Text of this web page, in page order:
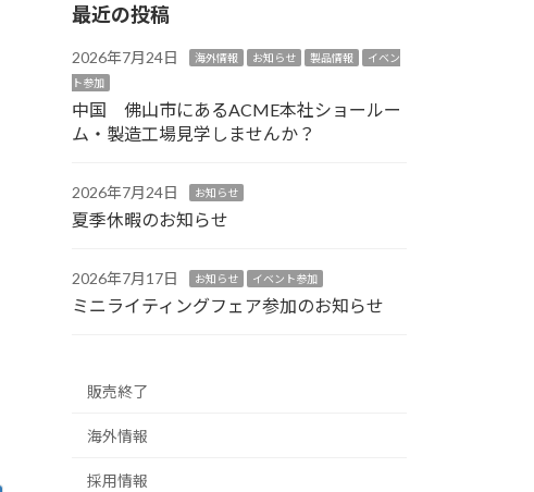
最近の投稿
2026年7月24日 海外情報 お知らせ 製品情報
イベン
ト参加
中国 佛山市にあるACME本社ショールー
ム・製造工場見学しませんか？
2026年7月24日 お知らせ
夏季休暇のお知らせ
2026年7月17日 お知らせ イベント参加
ミニライティングフェア参加のお知らせ
販売終了
海外情報
採用情報